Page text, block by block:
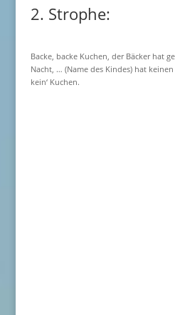
2. Strophe:
Backe, backe Kuchen, der Bäcker hat
Nacht, … (Name des Kindes) hat
kein‘ Kuchen.